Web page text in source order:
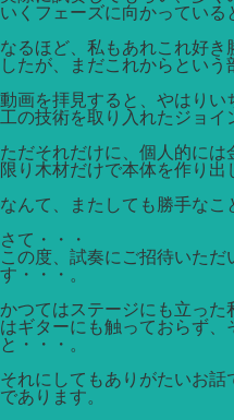
いくフェーズに向かっている
なるほど、私もあれこれ好き
したが、まだこれからという
動画を拝見すると、やはり
工の技術を取り入れたジョイ
ただそれだけに、個人的に
限り木材だけで本体を作り出
なんて、またしても勝手なこ
さて・・・
この度、試奏にご招待いただ
す・・・。
かつてはステージにも立っ
はギターにも触っておらず
と・・・。
それにしてもありがたいお
であります。